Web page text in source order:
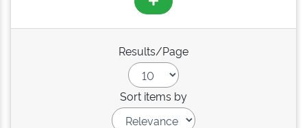
Results/Page
Sort items by